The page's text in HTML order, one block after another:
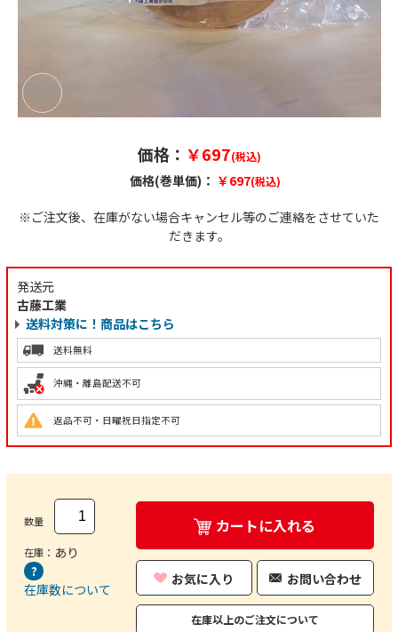
価格： ￥697(税込)
価格(巻単価)： ￥697(税込)
※ご注文後、在庫がない場合キャンセル等のご連絡をさせていた
だきます。
発送元
古藤工業
送料対策に！商品はこちら
送料無料
沖縄・離島配送不可
返品不可・日曜祝日指定不可
数量
在庫： あり
在庫数について
カートに入れる
お気に入り お問い合わせ
在庫以上のご注文について